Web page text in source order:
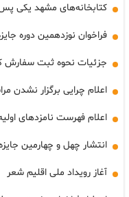
کتابخانه‌های مشهد یکی
فراخوان نوزدهمین دوره‌
جزئیات نحوه ثبت سفارش
اعلام چرایی برگزار نشدن
اعلام فهرست نامزدهای اولیه
انتشار چهل و چهارمین
آغاز رویداد ملی اقلیم شعر